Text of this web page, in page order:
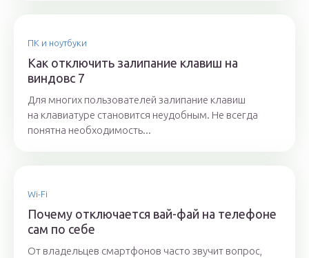
ПК и ноутбуки
Как отключить залипание клавиш на
виндовс 7
Для многих пользователей залипание клавиш
на клавиатуре становится неудобным. Не всегда
понятна необходимость...
Wi-Fi
Почему отключается вай-фай на телефоне
сам по себе
От владельцев смартфонов часто звучит вопрос,